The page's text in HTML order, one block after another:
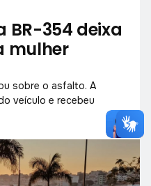
BR-354 deixa
mulher
sobre o asfalto. A
veículo e recebeu